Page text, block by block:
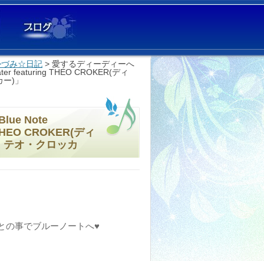
づみ☆日記 > 愛するディーディーへ
featuring THEO CROKER(ディ
)」
Note
CROKER(ディ
オ・クロッカ
の事でブルーノートへ♥️